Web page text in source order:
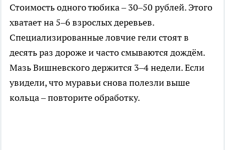
Стоимость одного тюбика – 30–50 рублей. Этого
хватает на 5–6 взрослых деревьев.
Специализированные ловчие гели стоят в
десять раз дороже и часто смываются дождём.
Мазь Вишневского держится 3–4 недели. Если
увидели, что муравьи снова полезли выше
кольца – повторите обработку.